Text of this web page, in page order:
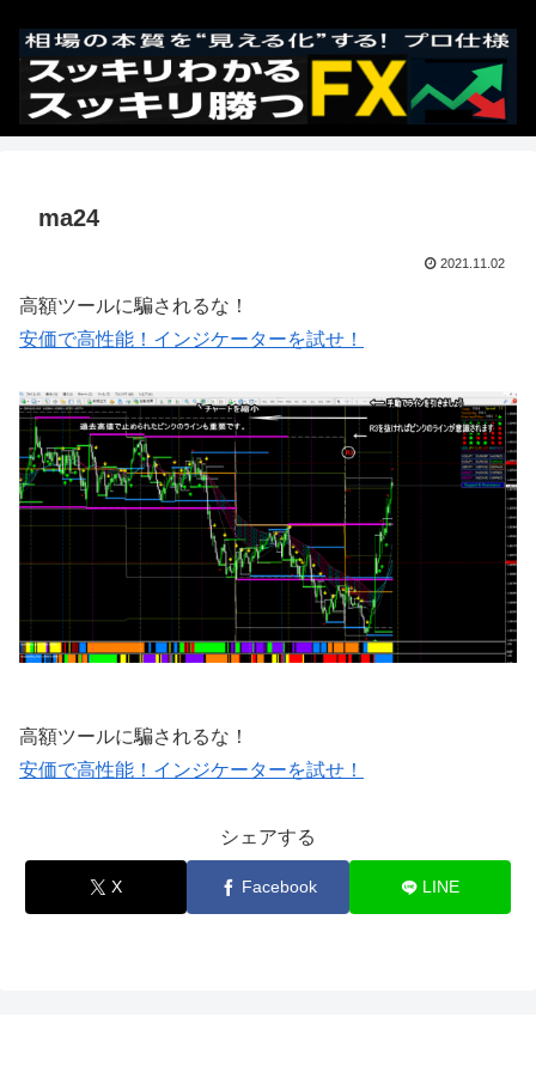
ma24
2021.11.02
高額ツールに騙されるな！
安価で高性能！インジケーターを試せ！
高額ツールに騙されるな！
安価で高性能！インジケーターを試せ！
シェアする
X Facebook LINE